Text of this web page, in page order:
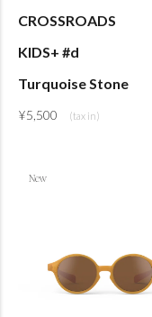
CROSSROADS
KIDS+ #d
Turquoise Stone
¥5,500